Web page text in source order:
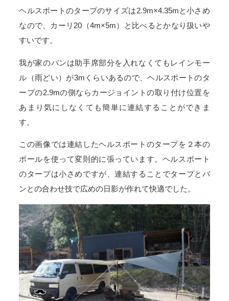
ヘルスポートのタープのサイズは2.9m×4.35mと小さめ
なので、カーリ20（4m×5m）と比べるとかなり扱いや
すいです。
我が家のバンは助手席部分を入れなくてもレインモー
ル（雨どい）が3mくらいあるので、ヘルスポートのタ
ープの2.9mの側ならカージョイントの取り付け位置を
あまり気にしなくても簡単に連結することができま
す。
この画像では連結したヘルスポートのタープを２本の
ポールを使って変則的に張っています。ヘルスポート
のタープは小さめですが、連結することでタープとバ
ンとの合わせ技で広めの日影が作れて快適でした。